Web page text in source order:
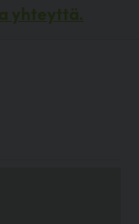
yhteyttä.